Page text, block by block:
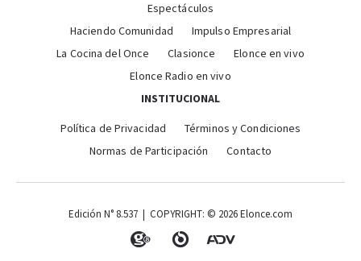
Espectáculos
Haciendo Comunidad
Impulso Empresarial
La Cocina del Once
Clasionce
Elonce en vivo
Elonce Radio en vivo
INSTITUCIONAL
Política de Privacidad
Términos y Condiciones
Normas de Participación
Contacto
Edición N° 8.537 | COPYRIGHT: © 2026 Elonce.com